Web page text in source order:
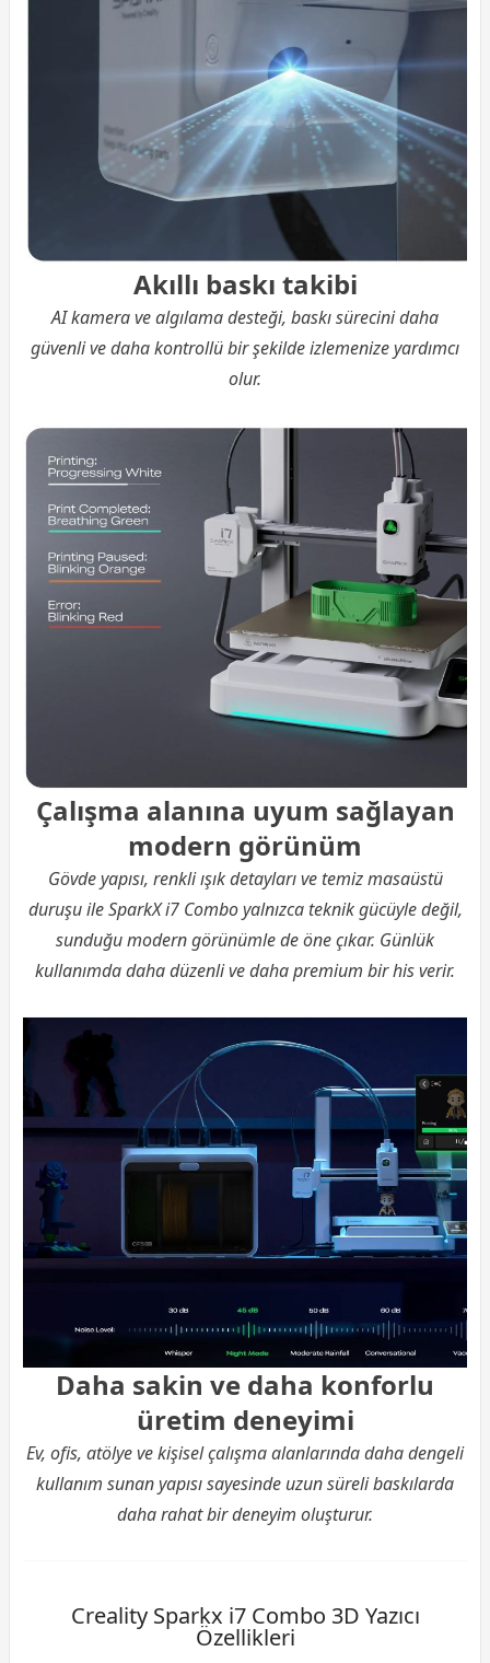
Akıllı baskı takibi
AI kamera ve algılama desteği, baskı sürecini daha
güvenli ve daha kontrollü bir şekilde izlemenize yardımcı
olur.
Çalışma alanına uyum sağlayan
modern görünüm
Gövde yapısı, renkli ışık detayları ve temiz masaüstü
duruşu ile SparkX i7 Combo yalnızca teknik gücüyle değil,
sunduğu modern görünümle de öne çıkar. Günlük
kullanımda daha düzenli ve daha premium bir his verir.
Daha sakin ve daha konforlu
üretim deneyimi
Ev, ofis, atölye ve kişisel çalışma alanlarında daha dengeli
kullanım sunan yapısı sayesinde uzun süreli baskılarda
daha rahat bir deneyim oluşturur.
Creality Sparkx i7 Combo 3D Yazıcı
Özellikleri